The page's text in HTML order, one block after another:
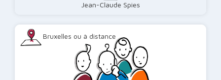
Jean-Claude Spies
Bruxelles ou à distance